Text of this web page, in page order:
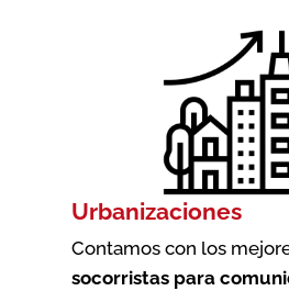
Urbanizaciones
Contamos con los
socorristas para